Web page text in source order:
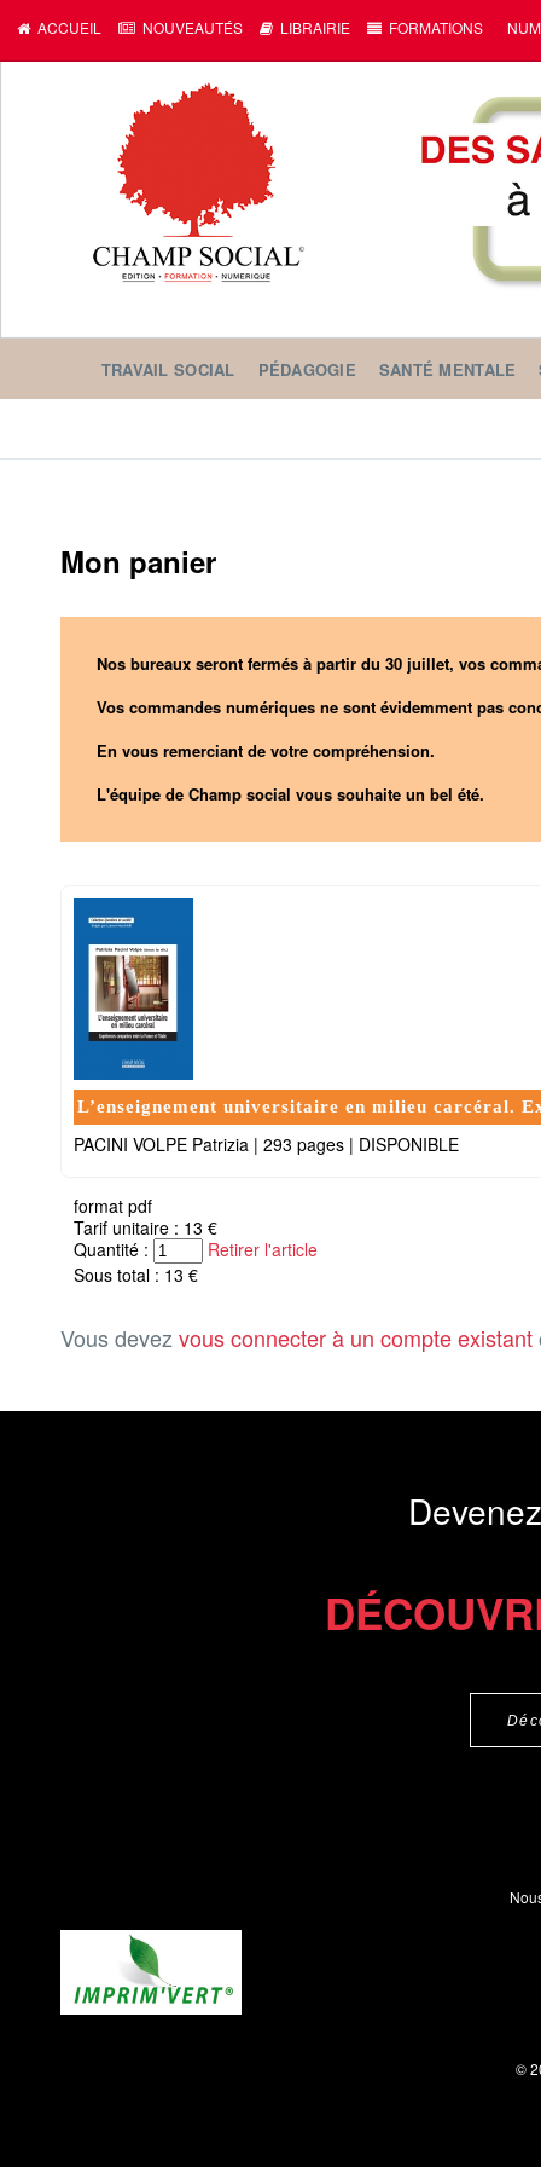
ACCUEIL NOUVEAUTÉS LIBRAIRIE FORMATIONS
TRAVAIL SOCIAL PÉDAGOGIE SANTÉ MENTALE
Mon panier
Nos bureaux seront fermés à partir du 30 juillet, vos
Vos commandes numériques ne sont évidemment pas
En vous remerciant de votre compréhension.
L'équipe de Champ social vous souhaite un bel été.
L’enseignement universitaire en milieu carcéral.
PACINI VOLPE Patrizia | 293 pages | DISPONIBLE
format pdf
Tarif unitaire : 13 €
Quantité :
Retirer l'article
Sous total : 13 €
Vous devez vous connecter à un compte existant
©